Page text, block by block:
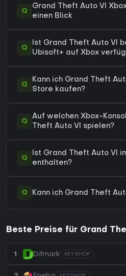
Q
Grand Theft Auto VI
einen Blick
Q
Ist Grand Theft Auto VI
Ubisoft+ auf Xbox
Q
Kann ich Grand Theft
Store kaufen?
Q
Auf welchen Xbox-
Theft Auto VI spielen?
Q
Ist Grand Theft Auto VI
enthalten?
Q Kann ich Grand Theft
Beste Preise für Grand
1 Difmark KEYSHOP